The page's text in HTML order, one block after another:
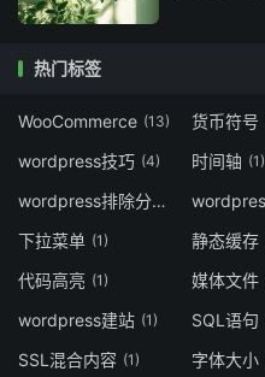
热门标签
WooCommerce (13) 货币符号
wordpress技巧 (4) 时间轴 (1)
wordpress排除分类
下拉菜单 (1) 静态缓存
代码高亮 (1) 媒体文件
wordpress建站 (1) SQL语句
SSL混合内容 (1) 字体大小